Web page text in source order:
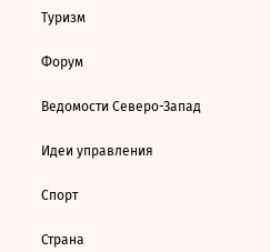
Туризм
Форум
Ведомости Северо-Запад
Идеи управления
Спорт
Страна